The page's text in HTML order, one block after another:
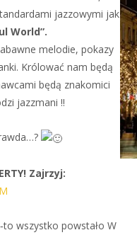
jazzowymi jak
World”.
melodie, pokazy
Królować nam będą
będą znakomici
jazzmani !!
Zajrzyj:
‑to wszystko powstało W